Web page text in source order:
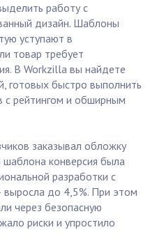
работу с
дизайн. Шаблоны
уступают в
товар требует
В Workzilla вы найдете
готовых быстро выполнить
с рейтингом и обширным
заказывал обложку
шаблона конверсия была
разработки с
до 4,5%. При этом
через безопасную
риски и упростило